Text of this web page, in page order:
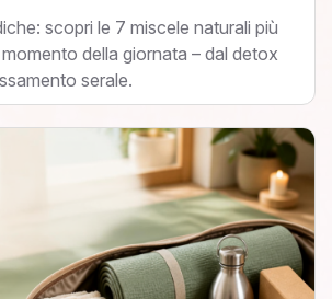
scopri le 7 miscele naturali più
della giornata – dal detox
serale.